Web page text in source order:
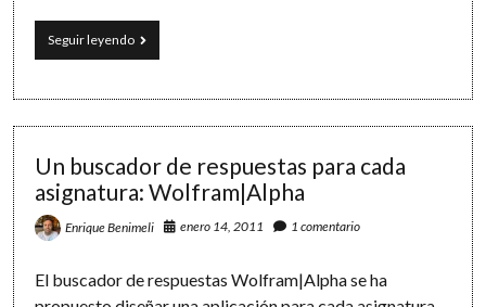
Seguir leyendo12
cosas
puedes
un
iPad
en
trabajo
Un buscador de respuestas para cada
asignatura: Wolfram|Alpha
Enrique Benimeli enero 14, 2011 1 comentario
El buscador de respuestas Wolfram|Alpha se ha